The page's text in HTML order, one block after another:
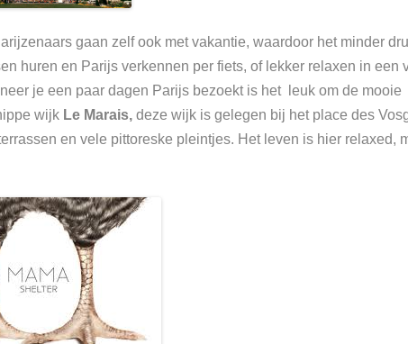
gaan zelf ook met vakantie, waardoor het minder
huren en Parijs verkennen per fiets, of lekker relaxen in een
je een paar dagen Parijs bezoekt is het leuk om de mooie
wijk Le Marais, deze wijk is gelegen bij het place des
en vele pittoreske pleintjes. Het leven is hier relaxed,